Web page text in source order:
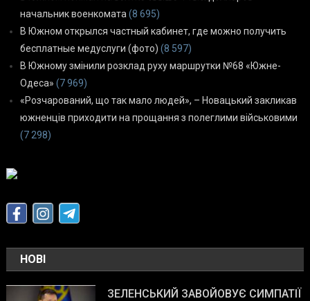
начальник военкомата (8 695)
В Южном открылся частный кабинет, где можно получить
бесплатные медуслуги (фото) (8 597)
В Южному змінили розклад руху маршрутки №68 «Южне-
Одеса» (7 969)
«Розчарований, що так мало людей», – Новацький закликав
южненців приходити на прощання з полеглими військовими
(7 298)
НОВІ
ЗЕЛЕНСЬКИЙ ЗАВОЙОВУЄ СИМПАТІЇ